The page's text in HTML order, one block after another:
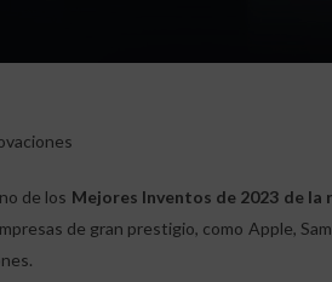
de los Mejores Inventos de 2023 de la
de gran prestigio, como Apple,